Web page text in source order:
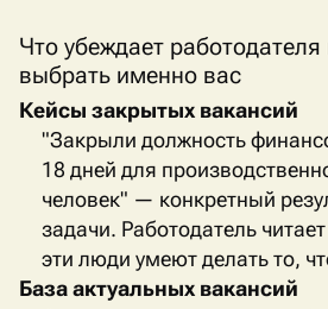
Что убеждает работодателя
выбрать именно вас
Кейсы закрытых вакансий
"Закрыли должность
18 дней для
человек" — конкретный
задачи. Работодатель
эти люди умеют делать то,
База актуальных вакансий